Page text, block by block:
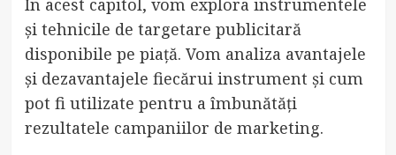
În acest capitol, vom explora instrumentele
și tehnicile de targetare publicitară
disponibile pe piață. Vom analiza avantajele
și dezavantajele fiecărui instrument și cum
pot fi utilizate pentru a îmbunătăți
rezultatele campaniilor de marketing.